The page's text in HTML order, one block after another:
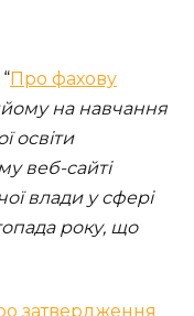
Про фахову
на навчання
освіти
веб-сайті
влади у сфері
року, що
затвердження